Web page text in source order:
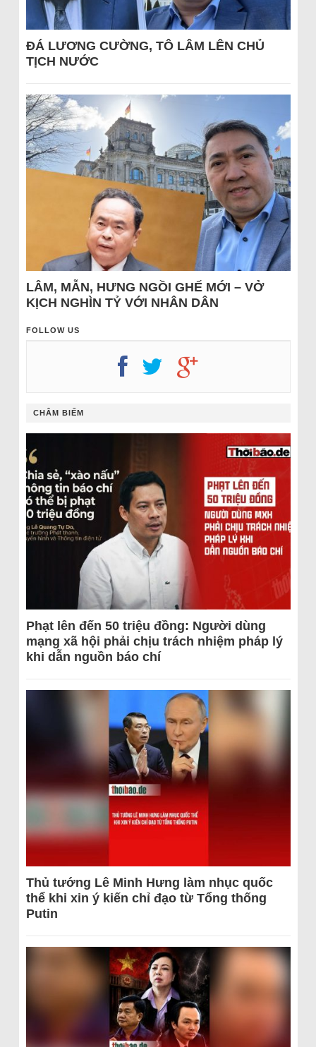
ĐÁ LƯƠNG CƯỜNG, TÔ LÂM LÊN CHỦ
TỊCH NƯỚC
LÂM, MẪN, HƯNG NGỒI GHẾ MỚI – VỞ
KỊCH NGHÌN TỶ VỚI NHÂN DÂN
FOLLOW US
CHÂM BIẾM
Phạt lên đến 50 triệu đồng: Người dùng
mạng xã hội phải chịu trách nhiệm pháp lý
khi dẫn nguồn báo chí
Thủ tướng Lê Minh Hưng làm nhục quốc
thể khi xin ý kiến chỉ đạo từ Tổng thống
Putin